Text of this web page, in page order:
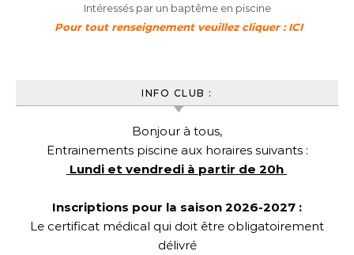
Intéressés par un baptême en piscine
Pour tout renseignement veuillez cliquer : ICI
INFO CLUB :
Bonjour à tous,
Entrainements piscine aux horaires suivants :
Lundi et vendredi à partir de 20h
Inscriptions pour la saison 2026-2027 :
Le certificat médical qui doit être obligatoirement
délivré